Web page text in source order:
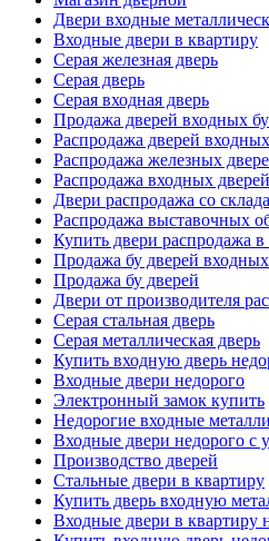
Двери входные
Входные двери в квартиру
Серая железная дверь
Серая дверь
Серая входная дверь
Продажа дверей входных бу
Распродажа дверей входных
Распродажа железных
Распродажа входных
Двери распродажа со склада
Распродажа выставочных
Купить двери распродажа
Продажа бу дверей входных
Продажа бу дверей
Двери от производителя
Серая стальная дверь
Серая металлическая дверь
Купить входную дверь
Входные двери недорого
Электронный замок купить
Недорогие входные
Входные двери недорого с
Производство дверей
Стальные двери в квартиру
Купить дверь входную
Входные двери в квартиру